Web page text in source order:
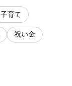
子育て
祝い金